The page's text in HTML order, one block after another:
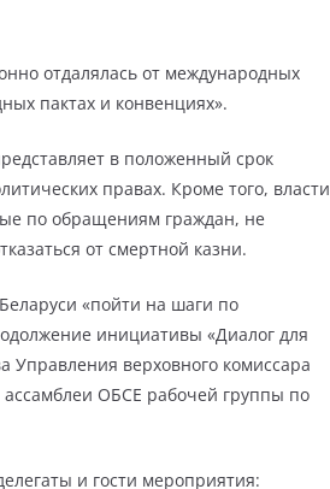
отдалялась от международных
пактах и конвенциях».
в положенный срок
правах. Кроме того, власти
по обращениям граждан, не
от смертной казни.
«пойти на шаги по
инициативы «Диалог для
Управления верховного комиссара
ОБСЕ рабочей группы по
и гости мероприятия: